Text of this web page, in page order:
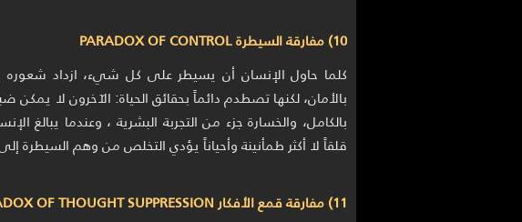
10) مفارقة السيطرة PARADOX OF CONTROL
كلما حاول الإنسان أن يسيطر على كل شيء، ازداد شعوره
بالأمان، لكنها تصطدم دائماً بحقائق الحياة: الآخرون لا
بالكامل، والخسارة جزء من التجربة البشرية ، وعندما يبالغ
قلقاً لا أكثر طمأنينة وأحياناً يؤدي التخلص من وهم السيطرة
11) مفارقة قمع الأفكار PARADOX OF THOUGHT SUPPRESSION